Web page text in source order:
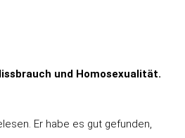
und Homosexualität.
Er habe es gut gefunden,